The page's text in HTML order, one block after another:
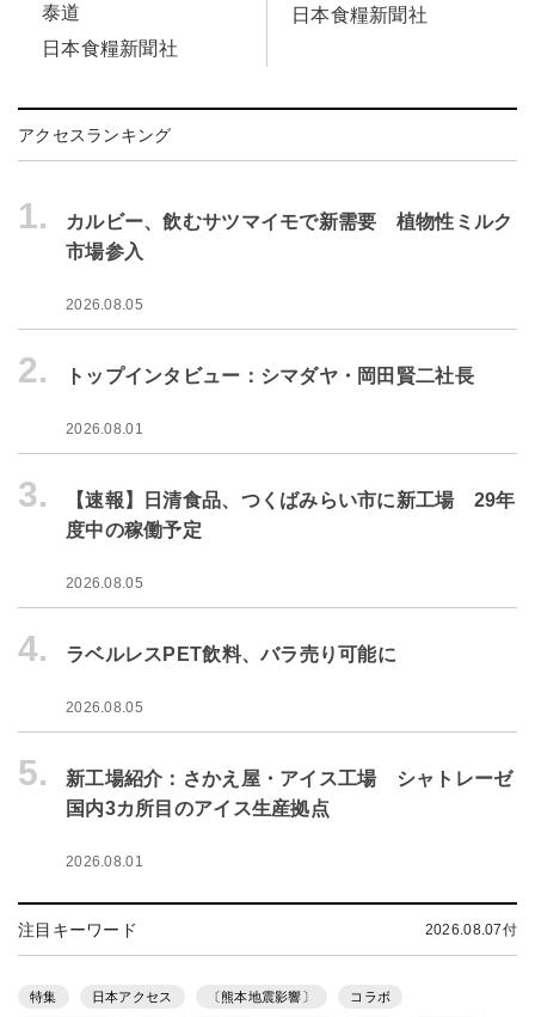
泰道
日本食糧新聞社
日本食糧新聞社
アクセスランキング
1.
カルビー、飲むサツマイモで新需要 植物性ミルク
市場参入
2026.08.05
2. トップインタビュー：シマダヤ・岡田賢二社長
2026.08.01
3.
【速報】日清食品、つくばみらい市に新工場 29年
度中の稼働予定
2026.08.05
4. ラベルレスPET飲料、バラ売り可能に
2026.08.05
5.
新工場紹介：さかえ屋・アイス工場 シャトレーゼ
国内3カ所目のアイス生産拠点
2026.08.01
注目キーワード 2026.08.07付
特集 日本アクセス 〔熊本地震影響〕 コラボ